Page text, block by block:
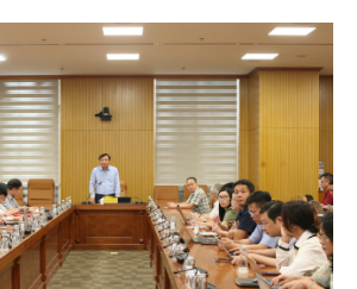
tư duy, đầu tư công nghệ, xây
trên nền tảng giá trị truyền thống.